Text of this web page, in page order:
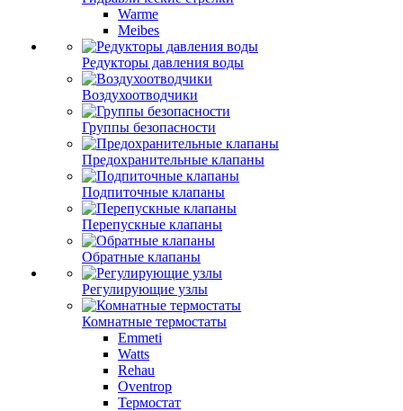
Warme
Meibes
Редукторы давления воды
Воздухоотводчики
Группы безопасности
Предохранительные клапаны
Подпиточные клапаны
Перепускные клапаны
Обратные клапаны
Регулирующие узлы
Комнатные термостаты
Emmeti
Watts
Rehau
Oventrop
Термостат